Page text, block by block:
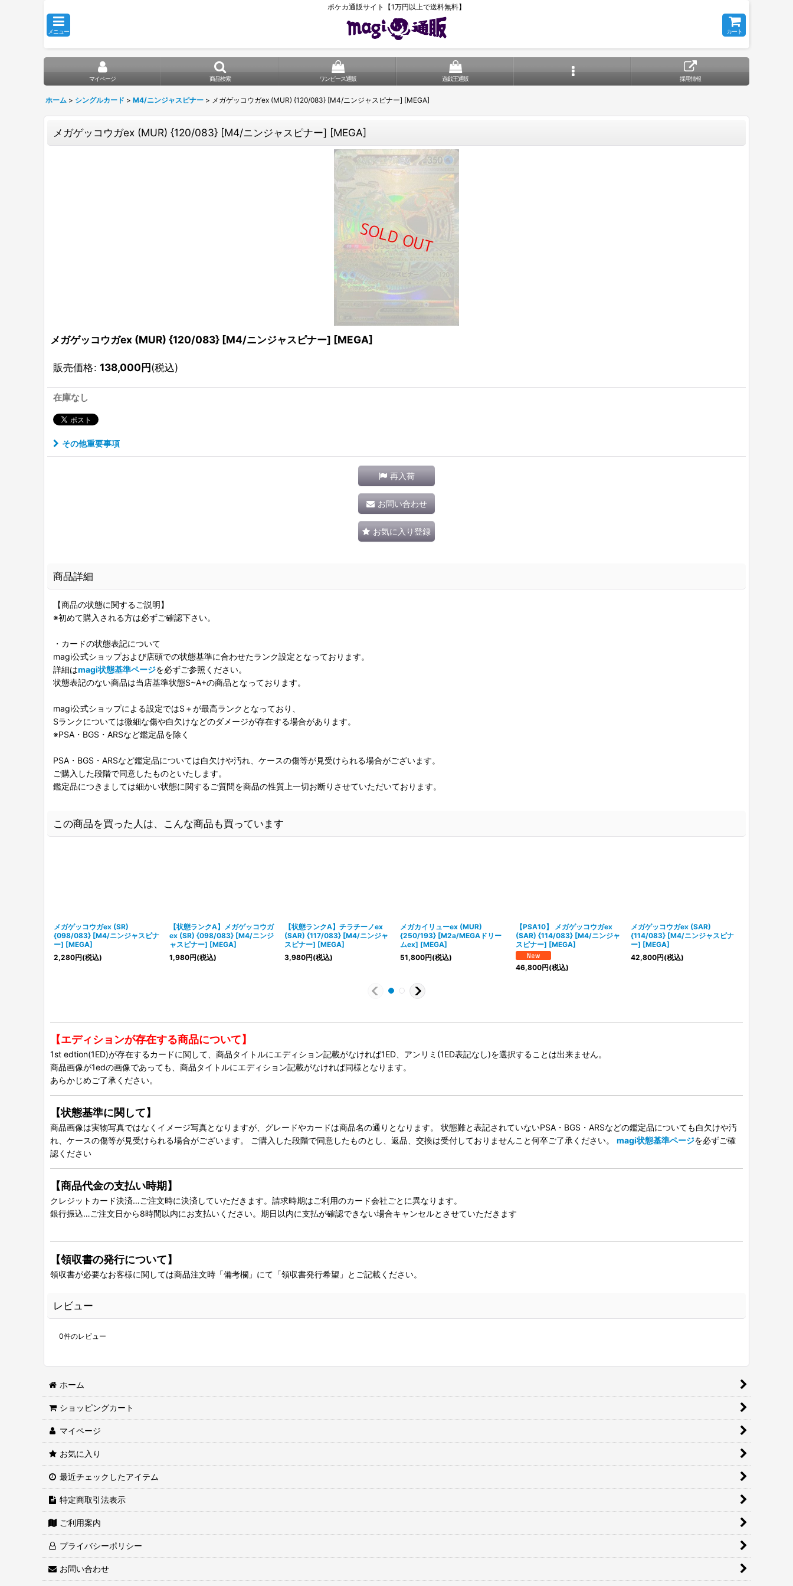
ポケカ通販サイト【1万円以上で送料無料】
メニュー カート
マイページ 商品検索 ワンピース通販 遊戯王通販 採用情報
ホーム > シングルカード > M4/ニンジャスピナー > メガゲッコウガex (MUR) {120/083} [M4/ニンジャスピナー] [MEGA]
メガゲッコウガex (MUR) {120/083} [M4/ニンジャスピナー] [MEGA]
メガゲッコウガex (MUR) {120/083} [M4/ニンジャスピナー] [MEGA]
販売価格: 138,000円(税込)
在庫なし
その他重要事項
再入荷
お問い合わせ
お気に入り登録
商品詳細
【商品の状態に関するご説明】
※初めて購入される方は必ずご確認下さい。
・カードの状態表記について
magi公式ショップおよび店頭での状態基準に合わせたランク設定となっております。
詳細はmagi状態基準ページを必ずご参照ください。
状態表記のない商品は当店基準状態S~A+の商品となっております。
magi公式ショップによる設定ではS＋が最高ランクとなっており、
Sランクについては微細な傷や白欠けなどのダメージが存在する場合があります。
※PSA・BGS・ARSなど鑑定品を除く
PSA・BGS・ARSなど鑑定品については白欠けや汚れ、ケースの傷等が見受けられる場合がございます。
ご購入した段階で同意したものといたします。
鑑定品につきましては細かい状態に関するご質問を商品の性質上一切お断りさせていただいております。
この商品を買った人は、こんな商品も買っています
メガゲッコウガex (SR)
{098/083} [M4/ニンジャスピナ
ー] [MEGA]
2,280円(税込)
【状態ランクA】メガゲッコウガ
ex (SR) {098/083} [M4/ニンジ
ャスピナー] [MEGA]
1,980円(税込)
【状態ランクA】チラチーノex
(SAR) {117/083} [M4/ニンジャ
スピナー] [MEGA]
3,980円(税込)
メガカイリューex (MUR)
{250/193} [M2a/MEGAドリー
ムex] [MEGA]
51,800円(税込)
【PSA10】 メガゲッコウガex
(SAR) {114/083} [M4/ニンジャ
スピナー] [MEGA]
46,800円(税込)
メガゲッコウガex (SAR)
{114/083} [M4/ニンジャスピナ
ー] [MEGA]
42,800円(税込)
【エディションが存在する商品について】
1st edtion(1ED)が存在するカードに関して、商品タイトルにエディション記載がなければ1ED、アンリミ(1ED表記なし)を選択することは出来ません。
商品画像が1edの画像であっても、商品タイトルにエディション記載がなければ同様となります。
あらかじめご了承ください。
【状態基準に関して】
商品画像は実物写真ではなくイメージ写真となりますが、グレードやカードは商品名の通りとなります。 状態難と表記されていないPSA・BGS・ARSなどの鑑定品についても白欠けや汚
れ、ケースの傷等が見受けられる場合がございます。 ご購入した段階で同意したものとし、返品、交換は受付しておりませんこと何卒ご了承ください。 magi状態基準ページを必ずご確
認ください
【商品代金の支払い時期】
クレジットカード決済…ご注文時に決済していただきます。請求時期はご利用のカード会社ごとに異なります。
銀行振込…ご注文日から8時間以内にお支払いください。期日以内に支払が確認できない場合キャンセルとさせていただきます
【領収書の発行について】
領収書が必要なお客様に関しては商品注文時「備考欄」にて「領収書発行希望」とご記載ください。
レビュー
0件のレビュー
ホーム
ショッピングカート
マイページ
お気に入り
最近チェックしたアイテム
特定商取引法表示
ご利用案内
プライバシーポリシー
お問い合わせ